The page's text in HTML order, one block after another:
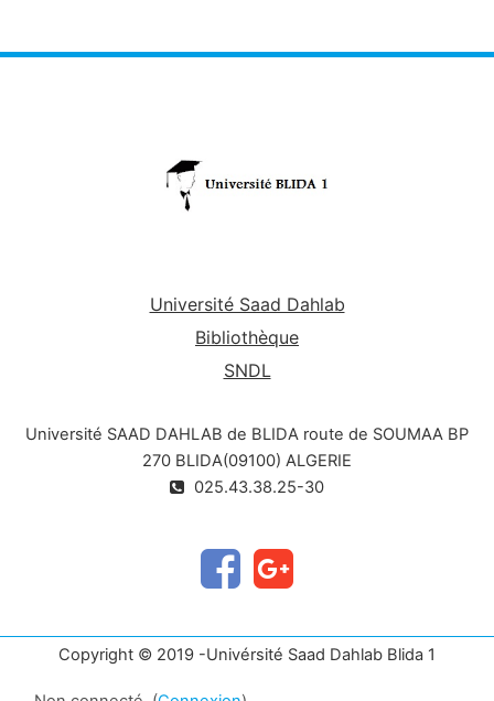
Université Saad Dahlab
Bibliothèque
SNDL
Université SAAD DAHLAB de BLIDA route de SOUMAA BP
270 BLIDA(09100) ALGERIE
025.43.38.25-30
Copyright © 2019 -Univérsité Saad Dahlab Blida 1